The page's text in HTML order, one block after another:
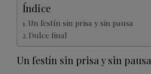
Índice
Un festín sin prisa y sin pausa
Dulce final
Un festín sin prisa y sin pausa